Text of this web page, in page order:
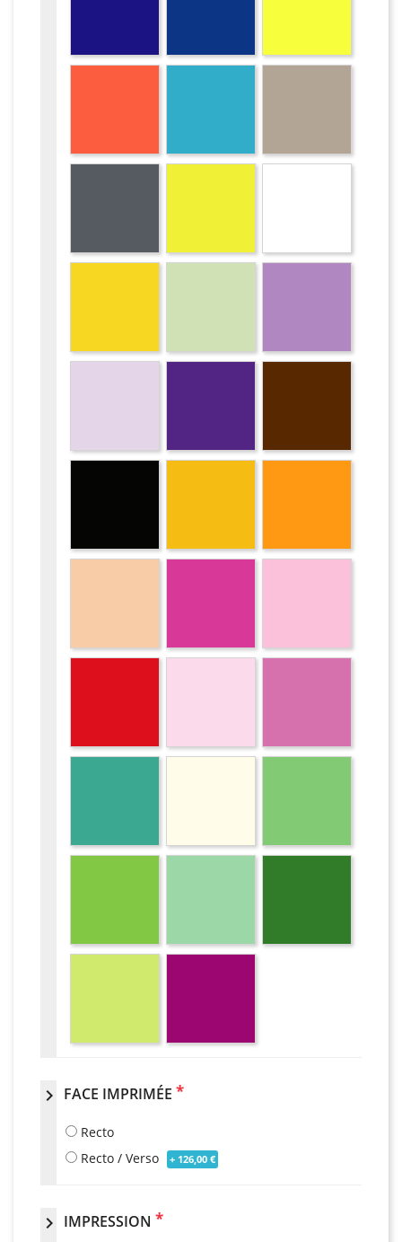
chevron_right FACE IMPRIMÉE *
Recto
Recto / Verso
+ 126,00 €
chevron_right IMPRESSION *